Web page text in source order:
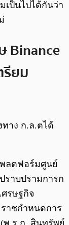
เป็นไปได้กันว่า
Binance
รียม
ทาง ก.ล.ตได้
พลตฟอร์มศูนย์
าบปรามการก
รษฐกิจ
าชกำหนดการ
พ.ร.ก. สินทรัพย์